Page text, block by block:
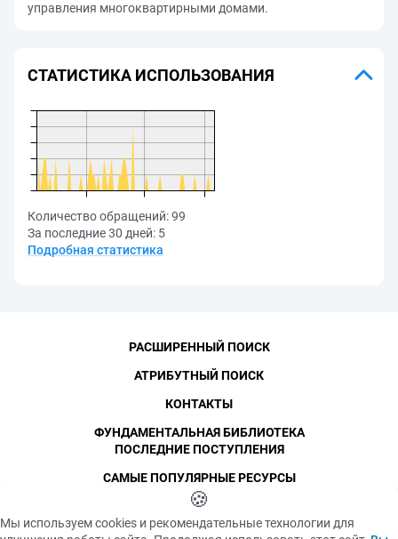
управления многоквартирными домами.
СТАТИСТИКА ИСПОЛЬЗОВАНИЯ
Количество обращений:99
За последние 30 дней: 5
Подробная статистика
СПбПУ, 1996-2026
Авторские права и персональные данные
Фотографии размещены с согласия
РАСШИРЕННЫЙ ПОИСК
АТРИБУТНЫЙ ПОИСК
КОНТАКТЫ
ФУНДАМЕНТАЛЬНАЯ БИБЛИОТЕКА
ПОСЛЕДНИЕ ПОСТУПЛЕНИЯ
САМЫЕ ПОПУЛЯРНЫЕ РЕСУРСЫ
🍪
Мы используем cookies и рекомендательные технологии для